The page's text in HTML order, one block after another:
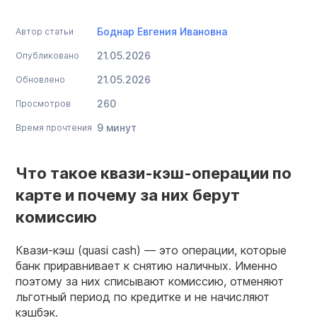
Автор статьи Боднар Евгения Ивановна
Опубликовано 21.05.2026
Обновлено 21.05.2026
Просмотров 260
Время прочтения 9 минут
Что такое квази-кэш-операции по
карте и почему за них берут
комиссию
Квази-кэш (quasi cash) — это операции, которые
банк приравнивает к снятию наличных. Именно
поэтому за них списывают комиссию, отменяют
льготный период по кредитке и не начисляют
кэшбэк.